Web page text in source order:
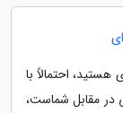
احتمالاً با
در مقابل شماست،